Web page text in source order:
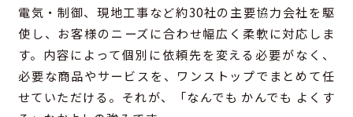
電気・制御、現地工事など約30社の主要協力会社を駆
使し、お客様のニーズに合わせ幅広く柔軟に対応しま
す。内容によって個別に依頼先を変える必要がなく、
必要な商品やサービスを、ワンストップでまとめて任
せていただける。それが、「なんでも かんでも よくす